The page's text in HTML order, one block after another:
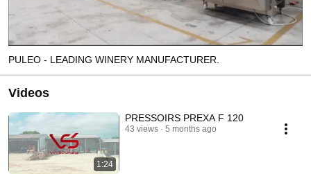
PULEO - LEADING WINERY MANUFACTURER.
Videos
1:24
PRESSOIRS PREXA F 120
43 views 5 months ago